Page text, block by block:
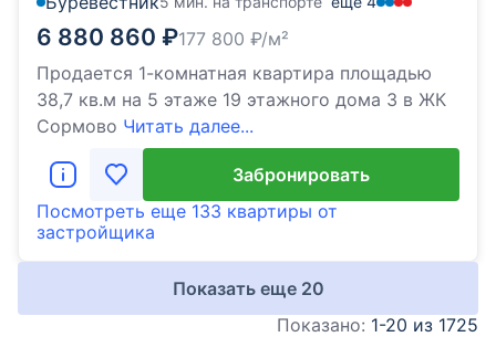
6 880 860 ₽177 800 ₽/м²
Продается 1-комнатная квартира площадью
38,7 кв.м на 5 этаже 19 этажного дома 3 в ЖК
Сормово Читать далее...
Забронировать
Посмотреть еще 133 квартиры от
застройщика
Показать еще 20
Показано: 1-20 из 1725